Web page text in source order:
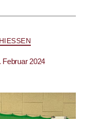
Februar 2024